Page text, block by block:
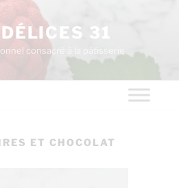
31
consacré à la pâtisserie
ET CHOCOLAT